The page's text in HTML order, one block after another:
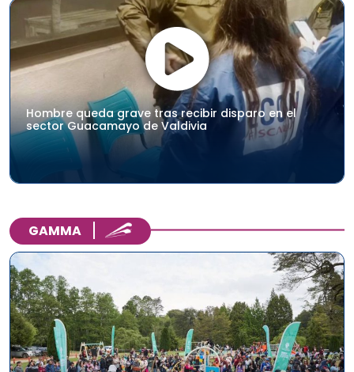
Hombre queda grave tras recibir disparo en el
sector Guacamayo de Valdivia
GAMMA